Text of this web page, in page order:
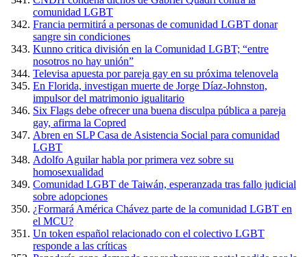
comunidad LGBT
Francia permitirá a personas de comunidad LGBT donar
sangre sin condiciones
Kunno critica división en la Comunidad LGBT; “entre
nosotros no hay unión”
Televisa apuesta por pareja gay en su próxima telenovela
En Florida, investigan muerte de Jorge Díaz-Johnston,
impulsor del matrimonio igualitario
Six Flags debe ofrecer una buena disculpa pública a pareja
gay, afirma la Copred
Abren en SLP Casa de Asistencia Social para comunidad
LGBT
Adolfo Aguilar habla por primera vez sobre su
homosexualidad
Comunidad LGBT de Taiwán, esperanzada tras fallo judicial
sobre adopciones
¿Formará América Chávez parte de la comunidad LGBT en
el MCU?
Un token español relacionado con el colectivo LGBT
responde a las críticas